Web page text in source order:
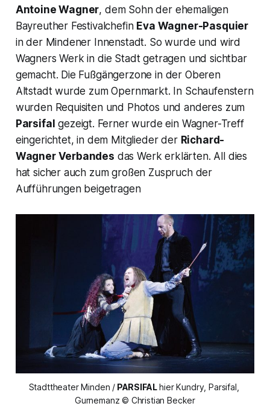
Antoine Wagner, dem Sohn der ehemaligen
Bayreuther Festivalchefin Eva Wagner-Pasquier
in der Mindener Innenstadt. So wurde und wird
Wagners Werk in die Stadt getragen und sichtbar
gemacht. Die Fußgängerzone in der Oberen
Altstadt wurde zum Opernmarkt. In Schaufenstern
wurden Requisiten und Photos und anderes zum
Parsifal gezeigt. Ferner wurde ein Wagner-Treff
eingerichtet, in dem Mitglieder der Richard-
Wagner Verbandes das Werk erklärten. All dies
hat sicher auch zum großen Zuspruch der
Aufführungen beigetragen
Stadttheater Minden / PARSIFAL hier Kundry, Parsifal,
Gurnemanz © Christian Becker